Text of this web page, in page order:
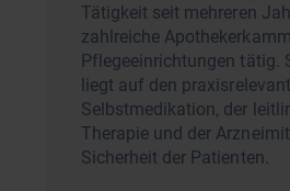
Tätigkeit seit mehreren
zahlreiche
Pflegeeinrichtungen tätig.
liegt auf den
Selbstmedikation, der
Therapie und der
Sicherheit der Patienten.